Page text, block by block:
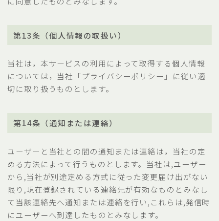
第13条（個人情報の取扱い）
当社は，本サービスの利用によって取得する個人情報
については，当社「プライバシーポリシー」に従い適
切に取り扱うものとします。
第14条（通知または連絡）
ユーザーと当社との間の通知または連絡は，当社の定
める方法によって行うものとします。当社は,ユーザー
から,当社が別途定める方式に従った変更届け出がない
限り,現在登録されている連絡先が有効なものとみなし
て当該連絡先へ通知または連絡を行い,これらは,発信時
にユーザーへ到達したものとみなします。